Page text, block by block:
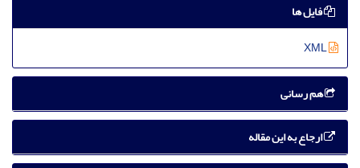
فایل ها
هم رسانی
ارجاع به این مقاله